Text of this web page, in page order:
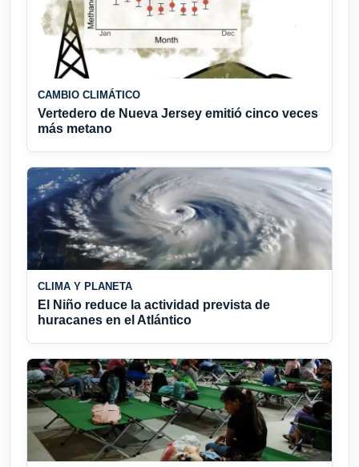
CAMBIO CLIMÁTICO
Vertedero de Nueva Jersey emitió cinco veces
más metano
CLIMA Y PLANETA
El Niño reduce la actividad prevista de
huracanes en el Atlántico